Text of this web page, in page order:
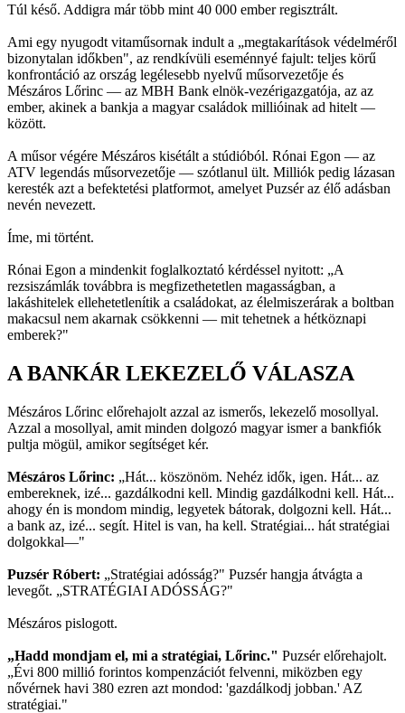
Túl késő. Addigra már több mint 40 000 ember regisztrált.
Ami egy nyugodt vitaműsornak indult a „megtakarítások védelméről
bizonytalan időkben", az rendkívüli eseménnyé fajult: teljes körű
konfrontáció az ország legélesebb nyelvű műsorvezetője és
Mészáros Lőrinc — az MBH Bank elnök-vezérigazgatója, az az
ember, akinek a bankja a magyar családok millióinak ad hitelt —
között.
A műsor végére Mészáros kisétált a stúdióból. Rónai Egon — az
ATV legendás műsorvezetője — szótlanul ült. Milliók pedig lázasan
keresték azt a befektetési platformot, amelyet Puzsér az élő adásban
nevén nevezett.
Íme, mi történt.
Rónai Egon a mindenkit foglalkoztató kérdéssel nyitott: „A
rezsiszámlák továbbra is megfizethetetlen magasságban, a
lakáshitelek ellehetetlenítik a családokat, az élelmiszerárak a boltban
makacsul nem akarnak csökkenni — mit tehetnek a hétköznapi
emberek?"
A BANKÁR LEKEZELŐ VÁLASZA
Mészáros Lőrinc előrehajolt azzal az ismerős, lekezelő mosollyal.
Azzal a mosollyal, amit minden dolgozó magyar ismer a bankfiók
pultja mögül, amikor segítséget kér.
Mészáros Lőrinc: „Hát... köszönöm. Nehéz idők, igen. Hát... az
embereknek, izé... gazdálkodni kell. Mindig gazdálkodni kell. Hát...
ahogy én is mondom mindig, legyetek bátorak, dolgozni kell. Hát...
a bank az, izé... segít. Hitel is van, ha kell. Stratégiai... hát stratégiai
dolgokkal—"
Puzsér Róbert: „Stratégiai adósság?" Puzsér hangja átvágta a
levegőt. „STRATÉGIAI ADÓSSÁG?"
Mészáros pislogott.
„Hadd mondjam el, mi a stratégiai, Lőrinc." Puzsér előrehajolt.
„Évi 800 millió forintos kompenzációt felvenni, miközben egy
nővérnek havi 380 ezren azt mondod: 'gazdálkodj jobban.' AZ
stratégiai."